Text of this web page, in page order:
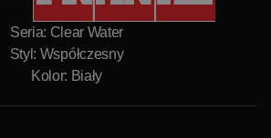
Seria: Clear Water
Styl: Współczesny
Kolor: Biały